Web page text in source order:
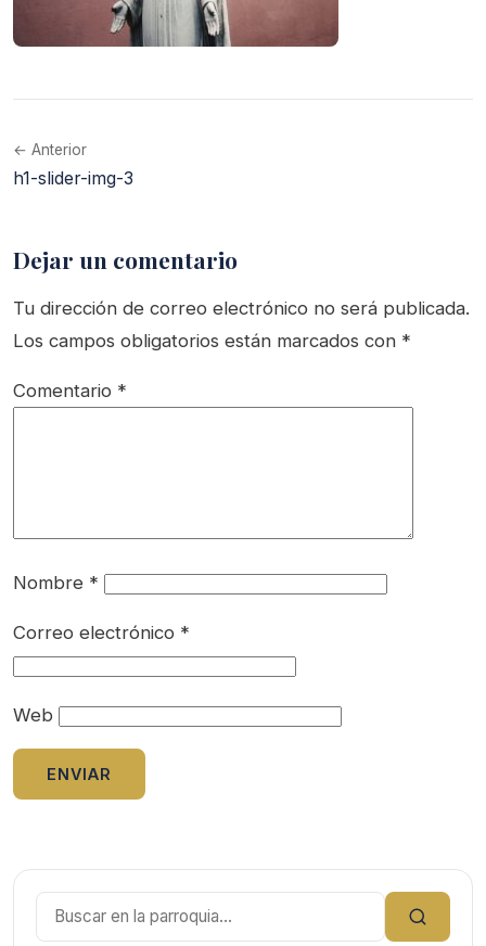
← Anterior
h1-slider-img-3
Dejar un comentario
Tu dirección de correo electrónico no será publicada.
Los campos obligatorios están marcados con *
Comentario *
Nombre *
Correo electrónico *
Web
Buscar: